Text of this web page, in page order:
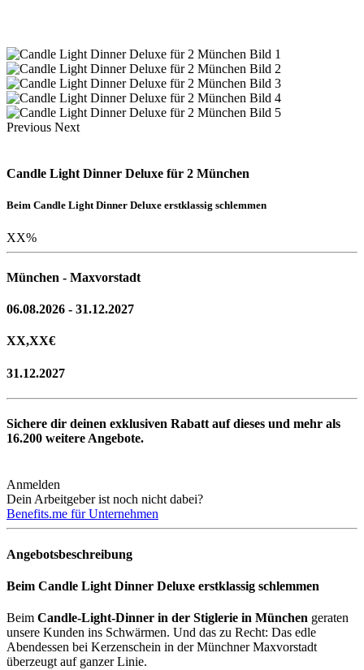
Previous Next
Candle Light Dinner Deluxe für 2 München
Beim Candle Light Dinner Deluxe erstklassig schlemmen
XX%
München - Maxvorstadt
06.08.2026 - 31.12.2027
XX,XX€
31.12.2027
Sichere dir deinen exklusiven Rabatt auf dieses und mehr als
16.200 weitere Angebote.
Anmelden
Dein Arbeitgeber ist noch nicht dabei?
Benefits.me für Unternehmen
Angebotsbeschreibung
Beim Candle Light Dinner Deluxe erstklassig schlemmen
Beim Candle-Light-Dinner in der Stiglerie in München geraten
unsere Kunden ins Schwärmen. Und das zu Recht: Das edle
Abendessen bei Kerzenschein in der Münchner Maxvorstadt
überzeugt auf ganzer Linie.